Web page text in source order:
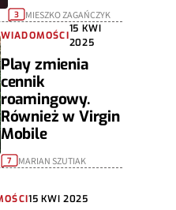
3 MIESZKO ZAGAŃCZYK
WIADOMOŚCI
15 KWI
2025
Play zmienia
cennik
roamingowy.
Również w Virgin
Mobile
7 MARIAN SZUTIAK
15 KWI 2025